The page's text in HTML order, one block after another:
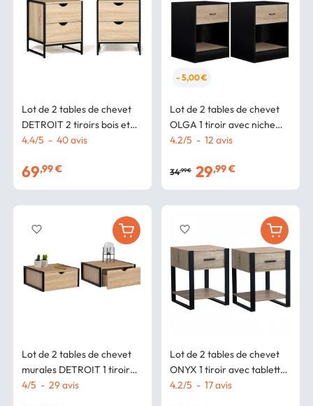
Lot de 2 tables de chevet
DETROIT 2 tiroirs bois et
métal noir design industriel
4.4/5 - 40avis
69,99 €
Lot de 2 tables de chevet
murales DETROIT 1 tiroir
étagère suspendue bois et
4/5 - 29avis
favorite_border
- 5,00 €
Lot de 2 tables de chevet
OLGA 1 tiroir avec niche
bois noir et tiroir façon
4.2/5 - 12 avis
34,99 € 29,99 €
Lot de 2 tables de chevet
ONYX 1 tiroir avec tablette
bois et noir
4.2/5 - 17avis
favorite_border